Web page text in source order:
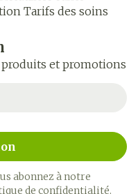
Tarifs des soins
et promotions
abonnez à notre
de confidentialité.